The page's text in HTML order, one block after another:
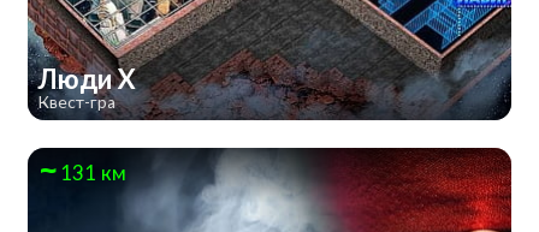
Люди Х
Квест-гра
131 км